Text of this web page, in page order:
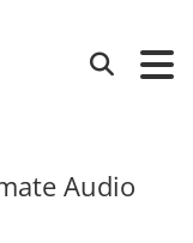
Suchen
Audio